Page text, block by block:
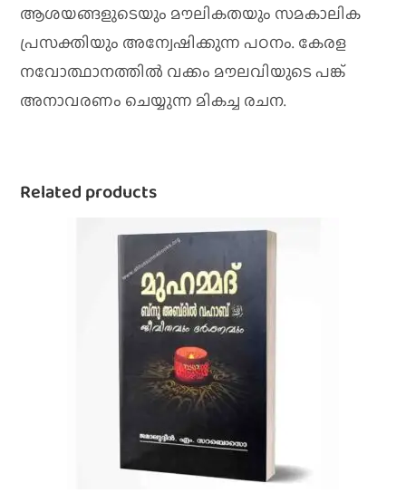
ആശയങ്ങളുടെയും മൗലികതയും സമകാലിക
പ്രസക്തിയും അന്വേഷിക്കുന്ന പഠനം. കേരള
നവോത്ഥാനത്തിൽ വക്കം മൗലവിയുടെ പങ്ക്
അനാവരണം ചെയ്യുന്ന മികച്ച രചന.
Related products